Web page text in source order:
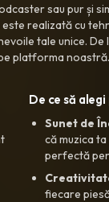
sau pur și
realizată cu
tale unice.
platforma noastră.
De ce să
Sunet de
că muzica
perfectă
fiecare